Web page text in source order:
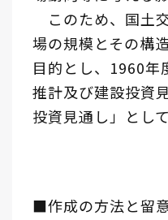
このため、国土
場の規模とその構
目的とし、1960年
推計及び建設投資
投資見通し」とし
■作成の方法と留